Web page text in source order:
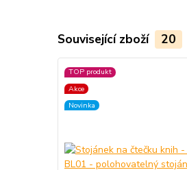
Související zboží 20
TOP produkt
Akce
Novinka